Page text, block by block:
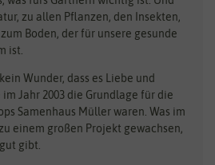
Feldsaaten Freudenberger
Fertil
Flora Elite
zu allen Pflanzen, den Insekten,
Boden, der für unsere gesunde
ist.
Wunder, dass es Liebe und
im Jahr 2003 die Grundlage für die
Samenhaus Müller waren. Was im
einem großen Projekt gewachsen,
gibt.